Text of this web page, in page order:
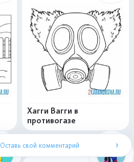
Хагги Вагги в
противогазе
Оставь свой комментарий ›